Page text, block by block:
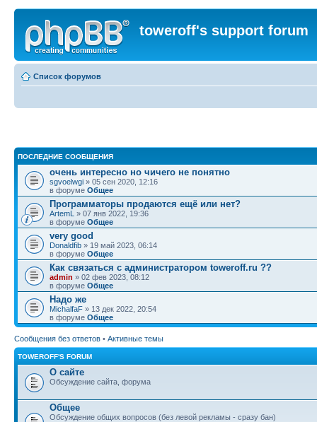
toweroff's support forum
Список форумов
ПОСЛЕДНИЕ СООБЩЕНИЯ
очень интересно но чичего не понятно
sgvoelwgi » 05 сен 2020, 12:16
в форуме Общее
Программаторы продаются ещё или нет?
ArtemL » 07 янв 2022, 19:36
в форуме Общее
very good
Donaldfib » 19 май 2023, 06:14
в форуме Общее
Как связаться с администратором toweroff.ru ??
admin » 02 фев 2023, 08:12
в форуме Общее
Надо же
MichalfaF » 13 дек 2022, 20:54
в форуме Общее
Сообщения без ответов • Активные темы
TOWEROFF'S FORUM
О сайте
Обсуждение сайта, форума
Общее
Обсуждение общих вопросов (без левой рекламы - сразу бан)